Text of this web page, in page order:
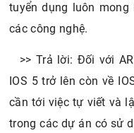
tuyển dụng luôn
các công nghệ.
>> Trả lời: Đối với
IOS 5 trở lên còn về
cần tới việc tự viết và
trong các dự án có sử